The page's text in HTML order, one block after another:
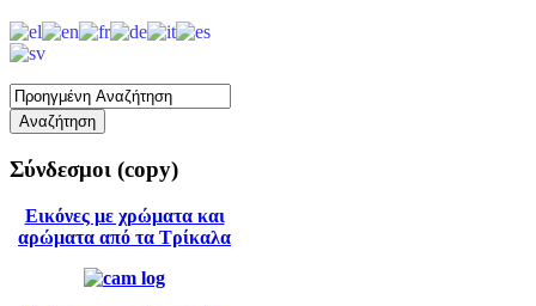
Σύνδεσμοι (copy)
Εικόνες με χρώματα και
αρώματα από τα Τρίκαλα